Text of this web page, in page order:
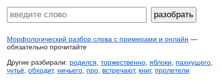
Морфологический разбор слова с примерами и онлайн —
обязательно прочитайте
Другие разбирали: родился торжественно яблоки пахнущего
чутьё обходит, ничьего про встречают, книг, пролетели